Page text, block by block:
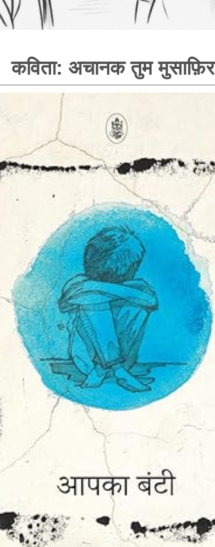
कविता: अचानक तुम मुसाफ़िर